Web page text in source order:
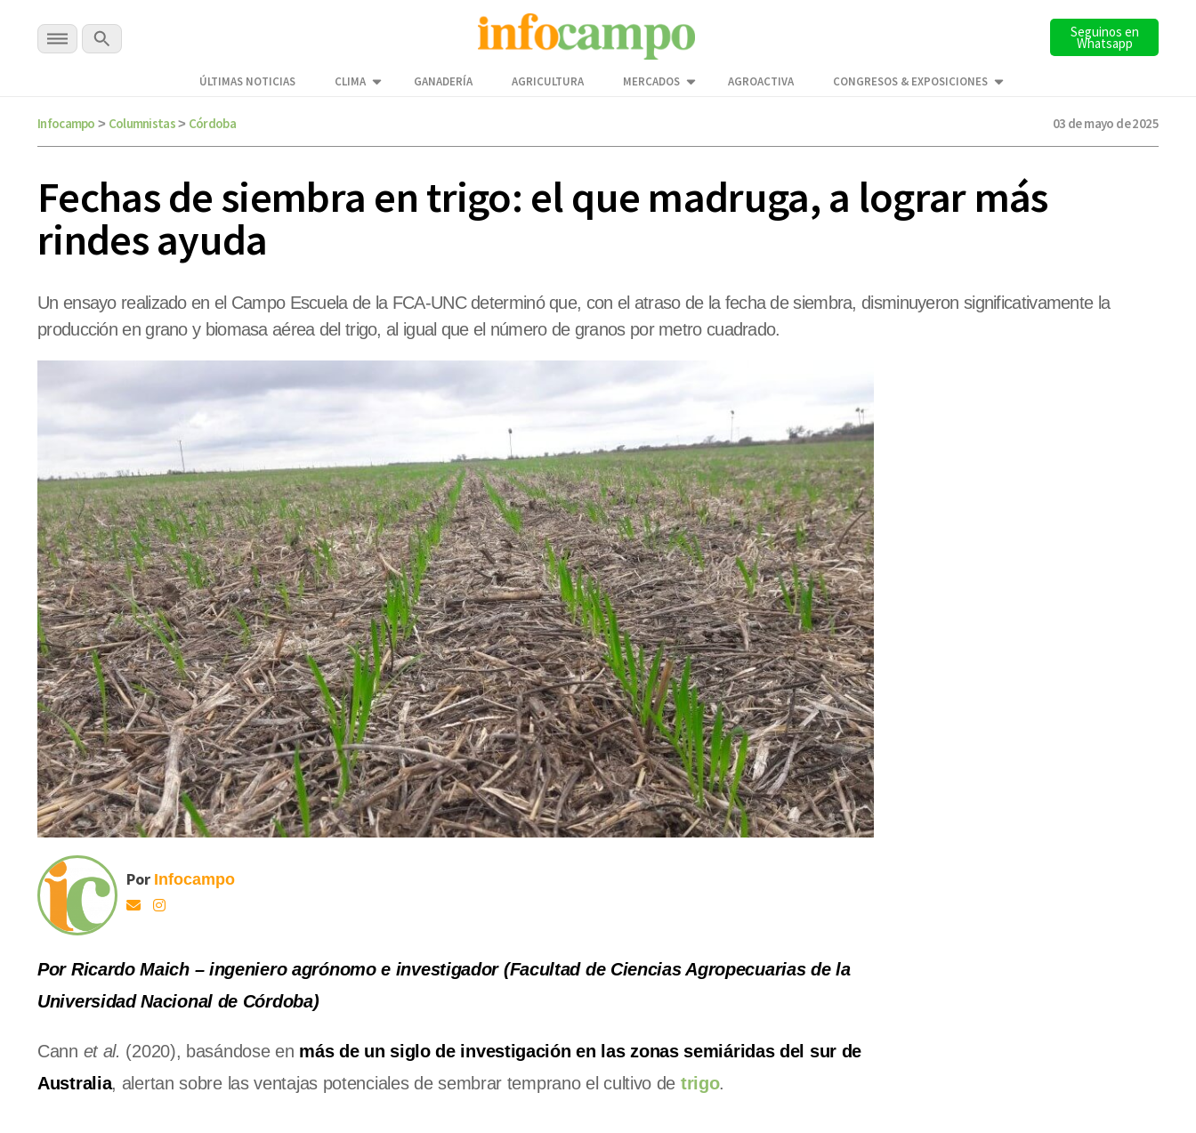
Seguinos en
Whatsapp
ÚLTIMAS NOTICIAS CLIMA GANADERÍA AGRICULTURA MERCADOS AGROACTIVA CONGRESOS & EXPOSICIONES
Infocampo > Columnistas> Córdoba 03 de mayo de 2025
Fechas de siembra en trigo: el que madruga, a lograr más
rindes ayuda
Un ensayo realizado en el Campo Escuela de la FCA-UNC determinó que, con el atraso de la fecha de siembra, disminuyeron significativamente la
producción en grano y biomasa aérea del trigo, al igual que el número de granos por metro cuadrado.
Por Infocampo
Por Ricardo Maich – ingeniero agrónomo e investigador (Facultad de Ciencias Agropecuarias de la
Universidad Nacional de Córdoba)
Cann et al. (2020), basándose en más de un siglo de investigación en las zonas semiáridas del sur de
Australia, alertan sobre las ventajas potenciales de sembrar temprano el cultivo de trigo.